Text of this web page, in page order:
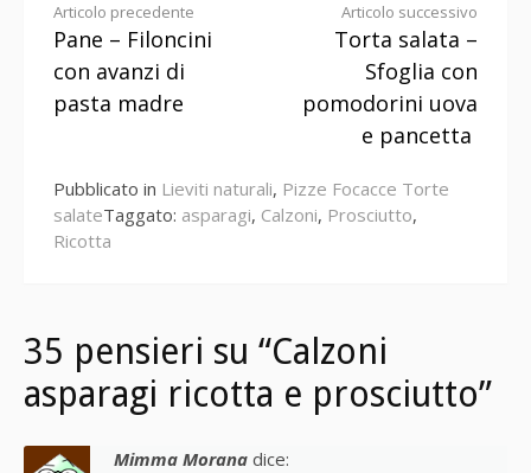
Continua
a
leggere
Articolo precedente
Pane – Filoncini
con avanzi di
pasta madre
Articolo successivo
Torta salata –
Sfoglia con
pomodorini uova
e pancetta
Pubblicato in Lieviti naturali, Pizze Focacce Torte
salateTaggato: asparagi, Calzoni, Prosciutto,
Ricotta
35 pensieri su “Calzoni
asparagi ricotta e prosciutto”
Mimma Morana dice: